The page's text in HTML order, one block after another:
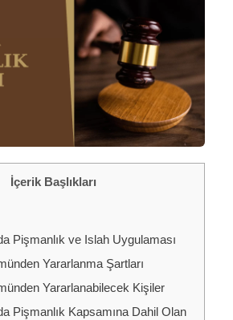
İçerik Başlıkları
Pişmanlık ve Islah Uygulaması
Yararlanma Şartları
Yararlanabilecek Kişiler
Pişmanlık Kapsamına Dahil Olan